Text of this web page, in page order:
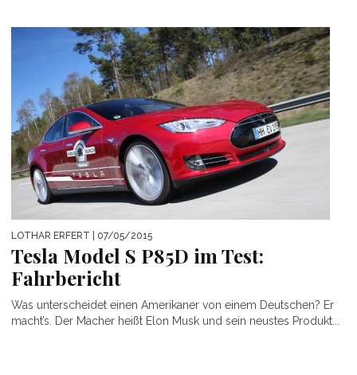
LOTHAR ERFERT | 07/05/2015
Tesla Model S P85D im Test:
Fahrbericht
Was unterscheidet einen Amerikaner von einem Deutschen? Er
macht’s. Der Macher heißt Elon Musk und sein neustes Produkt...